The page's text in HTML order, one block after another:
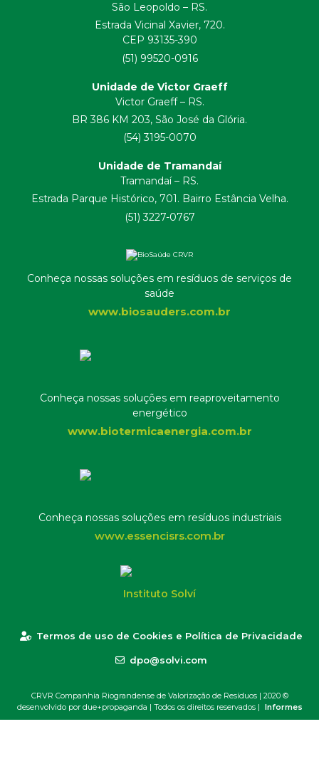
São Leopoldo – RS.
Estrada Vicinal Xavier, 720.
CEP 93135-390
(51) 99520-0916
Unidade de Victor Graeff
Victor Graeff – RS.
BR 386 KM 203, São José da Glória.
(54) 3195-0070
Unidade de Tramandaí
Tramandaí – RS.
Estrada Parque Histórico, 701. Bairro Estância Velha.
(51) 3227-0767
Conheça nossas soluções em resíduos de serviços de
saúde
www.biosauders.com.br
Conheça nossas soluções em reaproveitamento
energético
www.biotermicaenergia.com.br
Conheça nossas soluções em resíduos industriais
www.essencisrs.com.br
Instituto Solví
Termos de uso de Cookies e Política de Privacidade
dpo@solvi.com
CRVR Companhia Riograndense de Valorização de Resíduos | 2020 ©
desenvolvido por due+propaganda | Todos os direitos reservados | Informes